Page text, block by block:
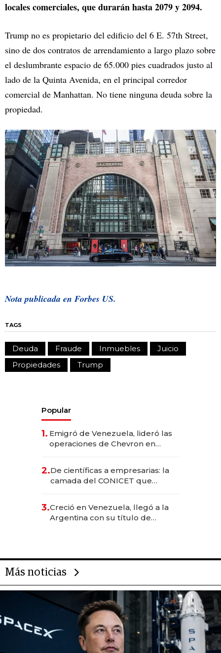
locales comerciales, que durarán hasta 2079 y 2094.
Trump no es propietario del edificio del 6 E. 57th Street,
sino de dos contratos de arrendamiento a largo plazo sobre
el deslumbrante espacio de 65.000 pies cuadrados justo al
lado de la Quinta Avenida, en el principal corredor
comercial de Manhattan. No tiene ninguna deuda sobre la
propiedad.
Nota publicada enForbes US.
TAGS
Deuda Fraude Inmuebles
Juicio
Propiedades
Trump
Popular
1. Emigró de Venezuela, lideró las
operaciones de Chevron en
2.De científicas a empresarias: la
camada del CONICET que
3.Creció en Venezuela, llegó a la
Argentina con su título de
Más noticias